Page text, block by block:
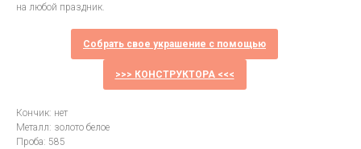
на любой праздник.
Собрать свое украшение с помощью
>>> КОНСТРУКТОРА <<<
Кончик: нет
Металл: золото белое
Проба: 585